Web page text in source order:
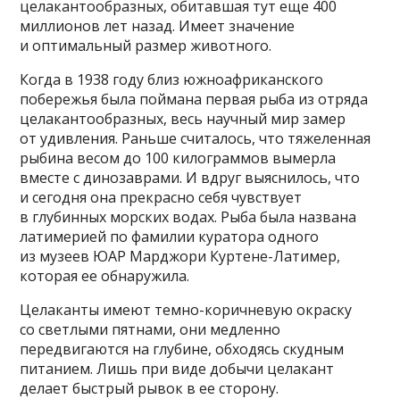
целакантообразных, обитавшая тут еще 400
миллионов лет назад. Имеет значение
и оптимальный размер животного.
Когда в 1938 году близ южноафриканского
побережья была поймана первая рыба из отряда
целакантообразных, весь научный мир замер
от удивления. Раньше считалось, что тяжеленная
рыбина весом до 100 килограммов вымерла
вместе с динозаврами. И вдруг выяснилось, что
и сегодня она прекрасно себя чувствует
в глубинных морских водах. Рыба была названа
латимерией по фамилии куратора одного
из музеев ЮАР Марджори Куртене-Латимер,
которая ее обнаружила.
Целаканты имеют темно-коричневую окраску
со светлыми пятнами, они медленно
передвигаются на глубине, обходясь скудным
питанием. Лишь при виде добычи целакант
делает быстрый рывок в ее сторону.